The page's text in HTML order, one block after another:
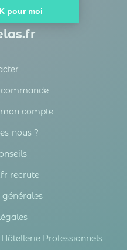
pour moi
Personnalisez vos Options
compte
nous ?
recrute
Professionnels